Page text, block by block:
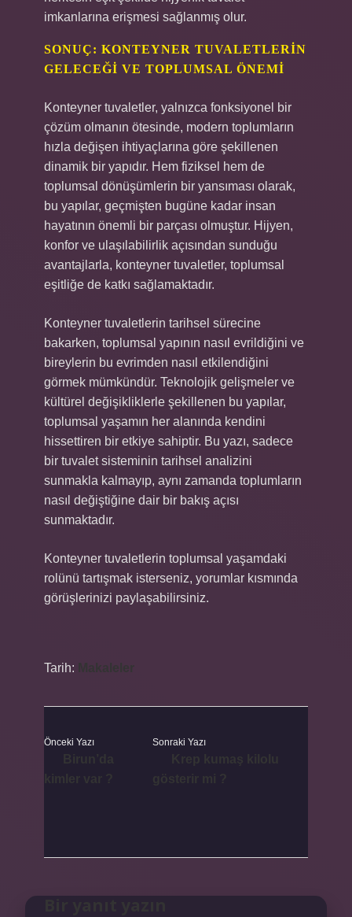
imkanlarına erişmesi sağlanmış olur.
SONUÇ: KONTEYNER TUVALETLERIN
GELECEĞI VE TOPLUMSAL ÖNEMI
Konteyner tuvaletler, yalnızca fonksiyonel bir
çözüm olmanın ötesinde, modern toplumların
hızla değişen ihtiyaçlarına göre şekillenen
dinamik bir yapıdır. Hem fiziksel hem de
toplumsal dönüşümlerin bir yansıması olarak,
bu yapılar, geçmişten bugüne kadar insan
hayatının önemli bir parçası olmuştur. Hijyen,
konfor ve ulaşılabilirlik açısından sunduğu
avantajlarla, konteyner tuvaletler, toplumsal
eşitliğe de katkı sağlamaktadır.
Konteyner tuvaletlerin tarihsel sürecine
bakarken, toplumsal yapının nasıl evrildiğini ve
bireylerin bu evrimden nasıl etkilendiğini
görmek mümkündür. Teknolojik gelişmeler ve
kültürel değişikliklerle şekillenen bu yapılar,
toplumsal yaşamın her alanında kendini
hissettiren bir etkiye sahiptir. Bu yazı, sadece
bir tuvalet sisteminin tarihsel analizini
sunmakla kalmayıp, aynı zamanda toplumların
nasıl değiştiğine dair bir bakış açısı
sunmaktadır.
Konteyner tuvaletlerin toplumsal yaşamdaki
rolünü tartışmak isterseniz, yorumlar kısmında
görüşlerinizi paylaşabilirsiniz.
Tarih:
Önceki Yazı Sonraki Yazı